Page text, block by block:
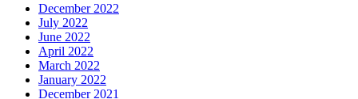
December 2022
July 2022
June 2022
April 2022
March 2022
January 2022
December 2021